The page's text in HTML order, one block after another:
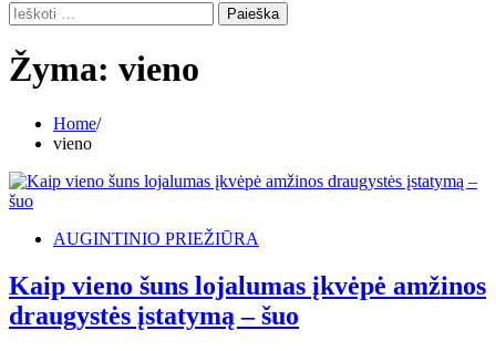
Ieškoti:
Žyma: vieno
Home
vieno
AUGINTINIO PRIEŽIŪRA
Kaip vieno šuns lojalumas įkvėpė amžinos
draugystės įstatymą – šuo